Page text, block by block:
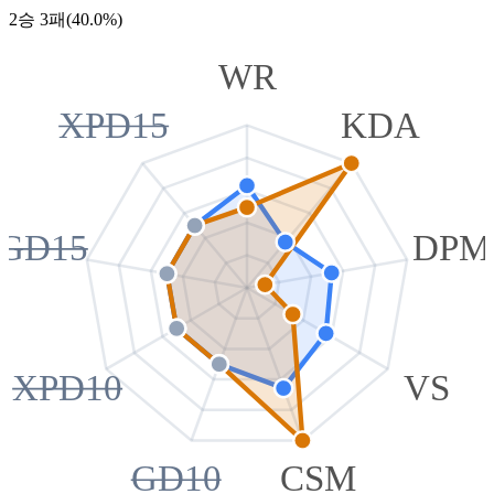
2승 3패(40.0%)
WR
KDA
DPM
VS
CSM
GD10
XPD10
XPD15